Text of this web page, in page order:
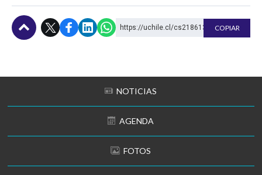
https://uchile.cl/cs218613 COPIAR
NOTICIAS
AGENDA
FOTOS